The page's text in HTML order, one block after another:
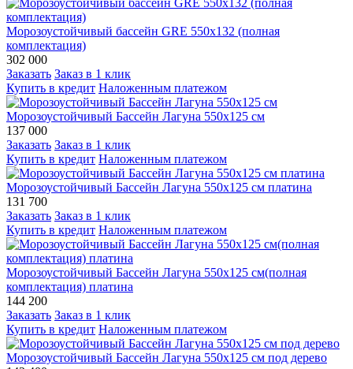
Морозоустойчивый бассейн GRE 550х132 (полная
комплектация)
302 000
Заказать Заказ в 1 клик
Купить в кредит Наложенным платежом
Морозоустойчивый Бассейн Лагуна 550х125 см
137 000
Заказать Заказ в 1 клик
Купить в кредит Наложенным платежом
Морозоустойчивый Бассейн Лагуна 550х125 см платина
131 700
Заказать Заказ в 1 клик
Купить в кредит Наложенным платежом
Морозоустойчивый Бассейн Лагуна 550х125 см(полная
комплектация) платина
144 200
Заказать Заказ в 1 клик
Купить в кредит Наложенным платежом
Морозоустойчивый Бассейн Лагуна 550х125 см под дерево